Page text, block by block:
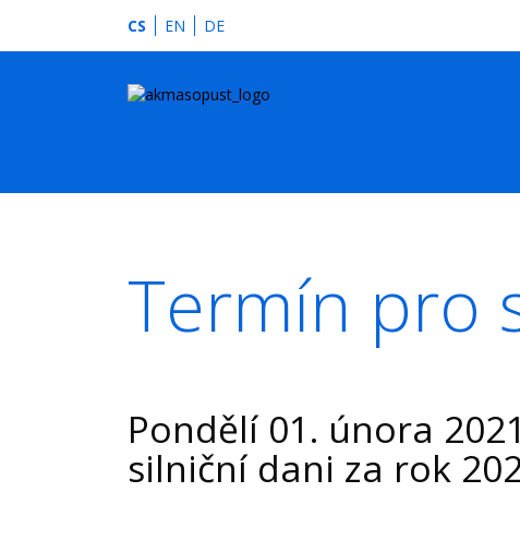
CS EN DE
Termín pro
Pondělí 01. února
silniční dani za rok